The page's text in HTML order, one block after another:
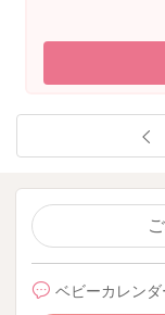
ベビーカレン